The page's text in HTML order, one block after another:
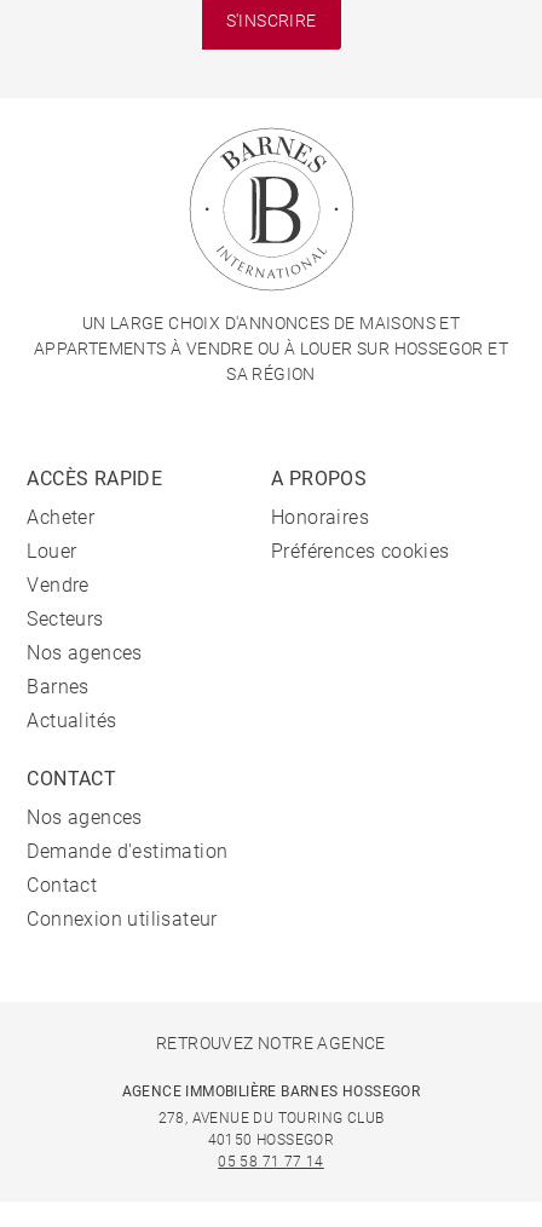
S'INSCRIRE
UN LARGE CHOIX D'ANNONCES DE MAISONS ET
APPARTEMENTS À VENDRE OU À LOUER SUR HOSSEGOR ET
SA RÉGION
ACCÈS RAPIDE
Acheter
Louer
Vendre
Secteurs
Nos agences
Barnes
Actualités
A PROPOS
Honoraires
Préférences cookies
CONTACT
Nos agences
Demande d'estimation
Contact
Connexion utilisateur
RETROUVEZ NOTRE AGENCE
AGENCE IMMOBILIÈRE BARNES HOSSEGOR
278, AVENUE DU TOURING CLUB
40150 HOSSEGOR
05 58 71 77 14